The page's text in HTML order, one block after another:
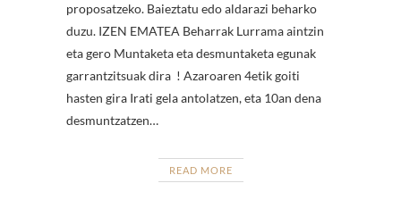
proposatzeko. Baieztatu edo aldarazi beharko
duzu. IZEN EMATEA Beharrak Lurrama aintzin
eta gero Muntaketa eta desmuntaketa egunak
garrantzitsuak dira ! Azaroaren 4etik goiti
hasten gira Irati gela antolatzen, eta 10an dena
desmuntzatzen…
READ MORE